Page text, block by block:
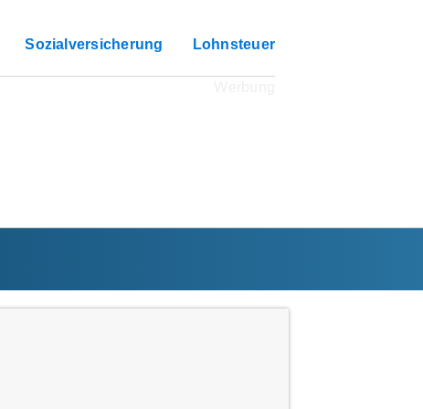
Sozialversicherung Lohnsteuer